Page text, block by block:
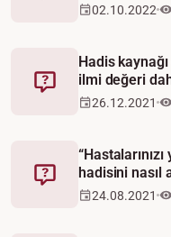
02.10.2022
Fetva
Hadis
ilmi değeri
26.12.2021
Fetva
hadisini nasıl
24.08.2021